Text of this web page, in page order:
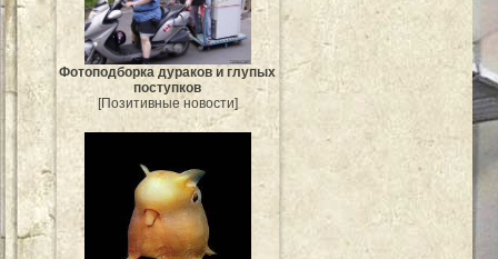
Фотоподборка дураков и глупых
поступков
[Позитивные новости]